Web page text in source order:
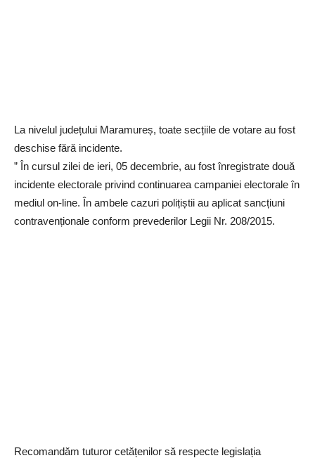
La nivelul județului Maramureș, toate secțiile de votare au fost
deschise fără incidente.
” În cursul zilei de ieri, 05 decembrie, au fost înregistrate două
incidente electorale privind continuarea campaniei electorale în
mediul on-line. În ambele cazuri polițiștii au aplicat sancțiuni
contravenționale conform prevederilor Legii Nr. 208/2015.
Recomandăm tuturor cetățenilor să respecte legislația